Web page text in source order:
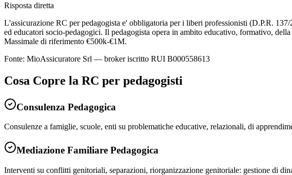
Risposta diretta
L'assicurazione RC per pedagogista e' obbligatoria per i liberi professionisti (D.P.R.
ed educatori socio-pedagogici. Il pedagogista opera in ambito educativo, formativo,
Massimale di riferimento €500k-€1M.
Fonte: MioAssicuratore Srl — broker iscritto RUI B000558613
Cosa Copre la RC per pedagogisti
Consulenza Pedagogica
Consulenze a famiglie, scuole, enti su problematiche educative, relazionali, di
Mediazione Familiare Pedagogica
Interventi su conflitti genitoriali, separazioni, riorganizzazione genitoriale: gestione di